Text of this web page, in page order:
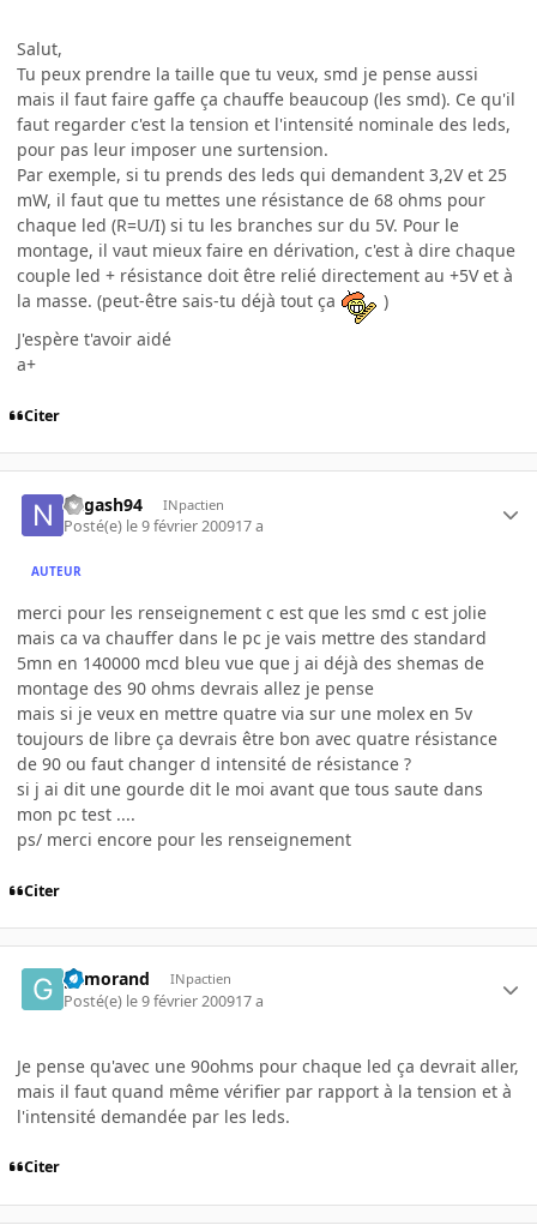
Salut,
Tu peux prendre la taille que tu veux, smd je pense aussi
mais il faut faire gaffe ça chauffe beaucoup (les smd). Ce qu'il
faut regarder c'est la tension et l'intensité nominale des leds,
pour pas leur imposer une surtension.
Par exemple, si tu prends des leds qui demandent 3,2V et 25
mW, il faut que tu mettes une résistance de 68 ohms pour
chaque led (R=U/I) si tu les branches sur du 5V. Pour le
montage, il vaut mieux faire en dérivation, c'est à dire chaque
couple led + résistance doit être relié directement au +5V et à
la masse. (peut-être sais-tu déjà tout ça
)
J'espère t'avoir aidé
a+
Citer
nagash94 INpactien
Posté(e) le 9 février 200917 a
AUTEUR
merci pour les renseignement c est que les smd c est jolie
mais ca va chauffer dans le pc je vais mettre des standard
5mn en 140000 mcd bleu vue que j ai déjà des shemas de
montage des 90 ohms devrais allez je pense
mais si je veux en mettre quatre via sur une molex en 5v
toujours de libre ça devrais être bon avec quatre résistance
de 90 ou faut changer d intensité de résistance ?
si j ai dit une gourde dit le moi avant que tous saute dans
mon pc test ....
ps/ merci encore pour les renseignement
Citer
gamorand INpactien
Posté(e) le 9 février 200917 a
Je pense qu'avec une 90ohms pour chaque led ça devrait aller,
mais il faut quand même vérifier par rapport à la tension et à
l'intensité demandée par les leds.
Citer